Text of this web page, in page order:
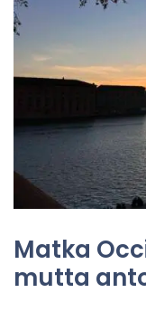
Matka
mutta